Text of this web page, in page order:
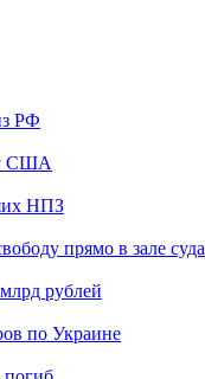
РФ
у США
НПЗ
прямо в зале суда
рублей
по Украине